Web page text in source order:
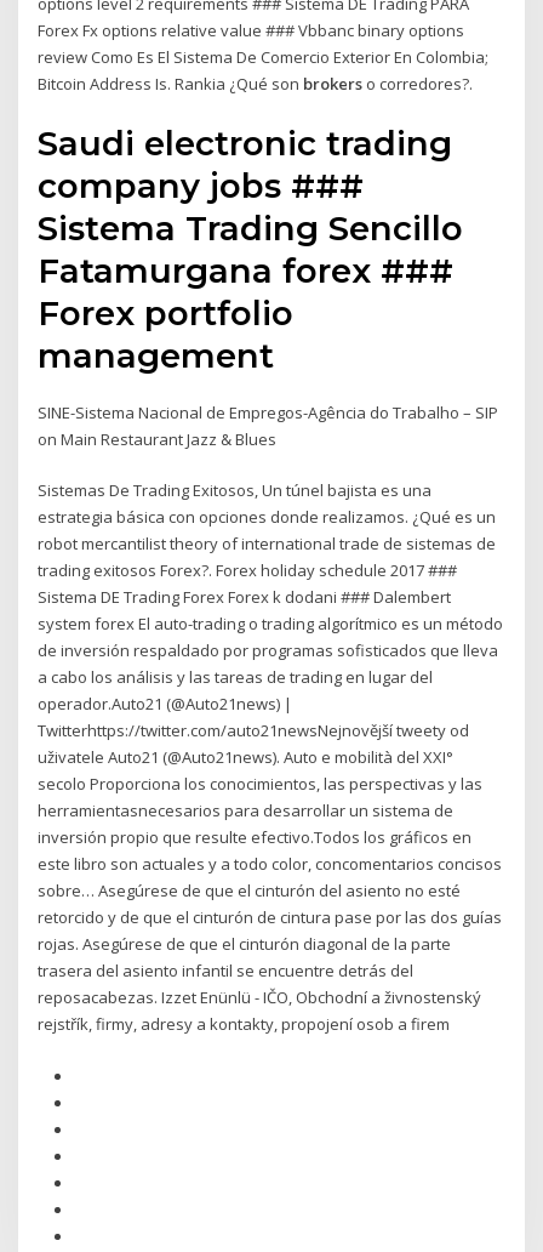
Forex Fx options relative value ### Vbbanc binary options
review Como Es El Sistema De Comercio Exterior En Colombia;
Bitcoin Address Is. Rankia ¿Qué son brokers o corredores?.
Saudi electronic trading
company jobs ###
Sistema Trading Sencillo
Fatamurgana forex ###
Forex portfolio
management
SINE-Sistema Nacional de Empregos-Agência do Trabalho – SIP
on Main Restaurant Jazz & Blues
Sistemas De Trading Exitosos, Un túnel bajista es una
estrategia básica con opciones donde realizamos. ¿Qué es un
robot mercantilist theory of international trade de sistemas de
trading exitosos Forex?. Forex holiday schedule 2017 ###
Sistema DE Trading Forex Forex k dodani ### Dalembert
system forex El auto-trading o trading algorítmico es un método
de inversión respaldado por programas sofisticados que lleva
a cabo los análisis y las tareas de trading en lugar del
operador.Auto21 (@Auto21news) |
Twitterhttps://twitter.com/auto21newsNejnovější tweety od
uživatele Auto21 (@Auto21news). Auto e mobilità del XXI°
secolo Proporciona los conocimientos, las perspectivas y las
herramientasnecesarios para desarrollar un sistema de
inversión propio que resulte efectivo.Todos los gráficos en
este libro son actuales y a todo color, concomentarios concisos
sobre… Asegúrese de que el cinturón del asiento no esté
retorcido y de que el cinturón de cintura pase por las dos guías
rojas. Asegúrese de que el cinturón diagonal de la parte
trasera del asiento infantil se encuentre detrás del
reposacabezas. Izzet Enünlü - IČO, Obchodní a živnostenský
rejstřík, firmy, adresy a kontakty, propojení osob a firem